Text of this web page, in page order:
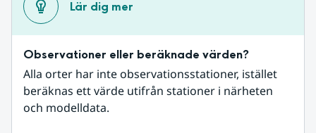
Lär dig mer
Observationer eller beräknade värden?
Alla orter har inte observationsstationer, istället
beräknas ett värde utifrån stationer i närheten
och modelldata.